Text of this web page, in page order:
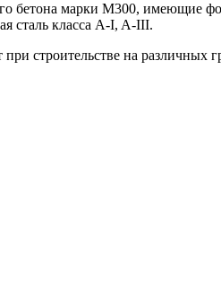
бетона марки М300, имеющие
сталь класса A-I, A-III.
строительстве на различных